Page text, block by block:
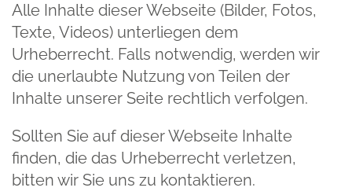
Alle Inhalte dieser Webseite (Bilder, Fotos,
Texte, Videos) unterliegen dem
Urheberrecht. Falls notwendig, werden wir
die unerlaubte Nutzung von Teilen der
Inhalte unserer Seite rechtlich verfolgen.
Sollten Sie auf dieser Webseite Inhalte
finden, die das Urheberrecht verletzen,
bitten wir Sie uns zu kontaktieren.